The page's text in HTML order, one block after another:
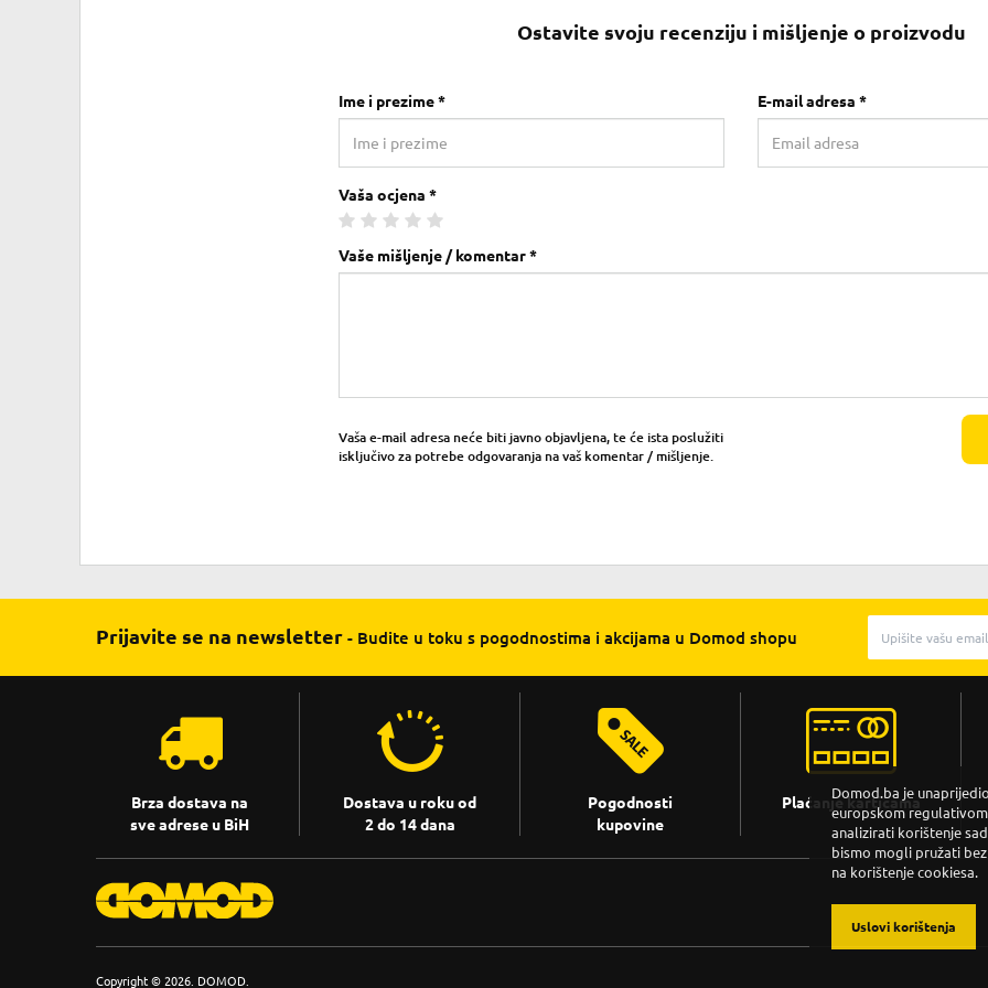
Ostavite svoju recenziju i mišljenje o proizvodu
Ime i prezime * E-mail adresa *
Vaša ocjena *
Vaše mišljenje / komentar *
Vaša e-mail adresa neće biti javno objavljena, te će ista poslužiti
isključivo za potrebe odgovaranja na vaš komentar / mišljenje.
Prijavite se na newsletter - Budite u toku s pogodnostima i akcijama u Domod shopu
Brza dostava na
sve adrese u BiH
Dostava u roku od
2 do 14 dana
Pogodnosti
kupovine
Plaćanje karticama
Copyright © 2026. DOMOD.
Domod.ba je
europskom
analizirati korištenje
bismo mogli pružati
na korištenje cookiesa.
Uslovi korištenja